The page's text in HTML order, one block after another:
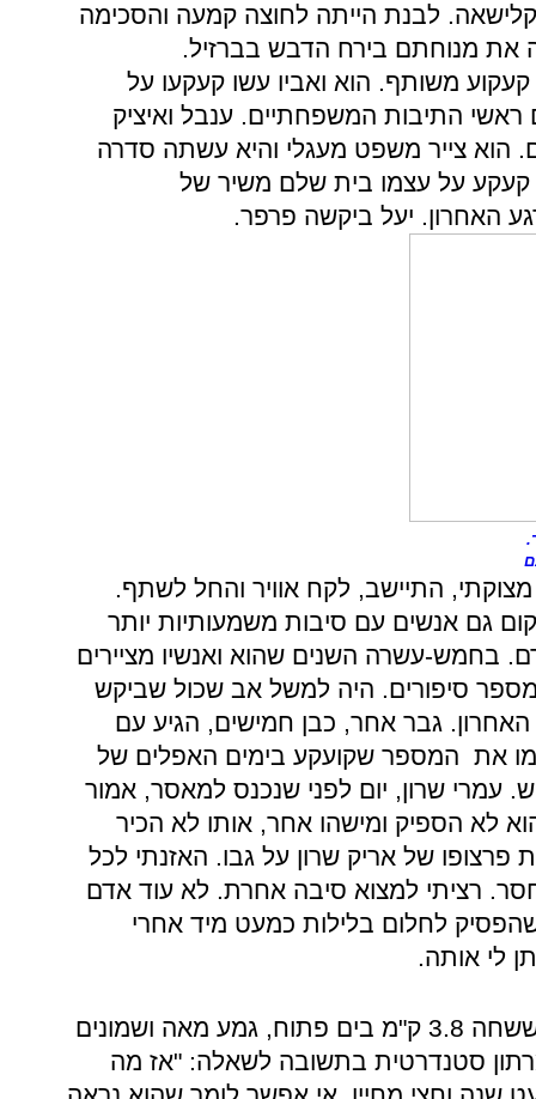
לבנת הייתה לחוצה קמעה והסכימה
את מנוחתם בירח הדבש בברזיל.
משותף. הוא ואביו עשו קעקעו על
התיבות המשפחתיים. ענבל ואיציק
הוא צייר משפט מעגלי והיא עשתה סדרה
קעקע על עצמו בית שלם משיר של
האחרון. יעל ביקשה פרפר.
התיישב, לקח אוויר והחל לשתף.
גם אנשים עם סיבות משמעותיות יותר
בחמש-עשרה השנים שהוא ואנשיו מציירים
מספר סיפורים. היה למשל אב שכול שביקש
גבר אחר, כבן חמישים, הגיע עם
את המספר שקועקע בימים האפלים של
עמרי שרון, יום לפני שנכנס למאסר, אמור
לא הספיק ומישהו אחר, אותו לא הכיר
של אריק שרון על גבו. האזנתי לכל
רציתי למצוא סיבה אחרת. לא עוד אדם
לחלום בלילות כמעט מיד אחרי
לי אותה.
כדי להגיע למצב בו הוא יכול לומר ששחה 3.8 ק"מ בים פתוח, גמע מאה ושמונים
סטנדרטית בתשובה לשאלה: "אז מה